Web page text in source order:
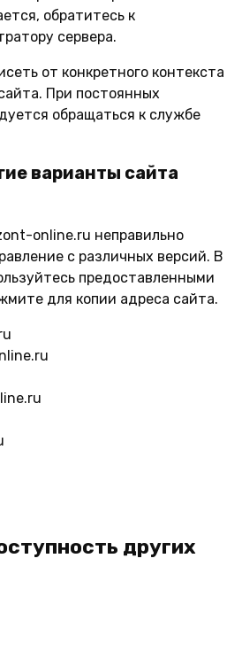
обратитесь к
сервера.
от конкретного контекста
При постоянных
обращаться к службе
варианты сайта
online.ru неправильно
с различных версий. В
предоставленными
для копии адреса сайта.
других